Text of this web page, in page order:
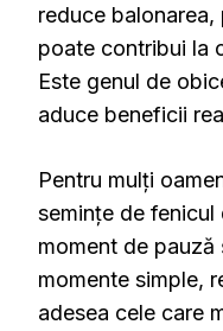
reduce
poate contribui la
Este genul de
aduce beneficii
Pentru mulți
semințe de fenicul
moment de
momente simple,
adesea cele care